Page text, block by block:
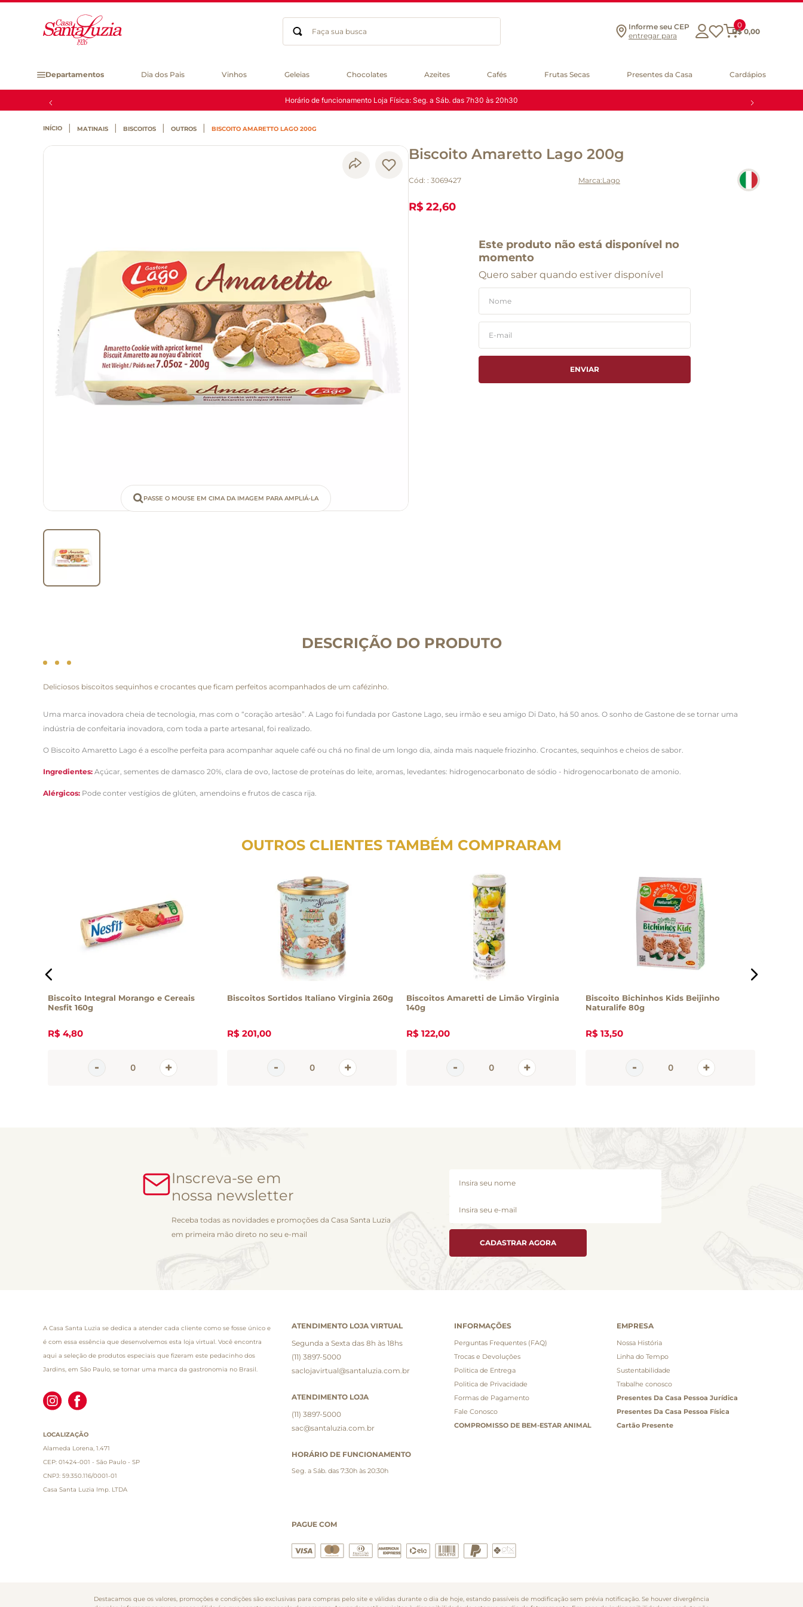
Faça sua busca
Informe seu CEP
entregar para
0
R$ 0,00
Departamentos Dia dos Pais Vinhos Geleias Chocolates Azeites Cafés Frutas Secas Presentes da Casa Cardápios
Horário de funcionamento Loja Física: Seg. a Sáb. das 7h30 às 20h30
MATINAIS BISCOITOS OUTROS BISCOITO AMARETTO LAGO 200G
PASSE O MOUSE EM CIMA DA IMAGEM PARA AMPLIÁ-LA
Biscoito Amaretto Lago 200g
Cód: : 3069427 Lago
R$ 22,60
Este produto não está disponível no
momento
Quero saber quando estiver disponível
ENVIAR
DESCRIÇÃO DO PRODUTO
Deliciosos biscoitos sequinhos e crocantes que ficam perfeitos acompanhados de um cafézinho.
Uma marca inovadora cheia de tecnologia, mas com o “coração artesão”. A Lago foi fundada por Gastone Lago, seu irmão e seu amigo Di Dato, há 50 anos. O sonho de Gastone de se tornar uma
indústria de confeitaria inovadora, com toda a parte artesanal, foi realizado.
O Biscoito Amaretto Lago é a escolhe perfeita para acompanhar aquele café ou chá no final de um longo dia, ainda mais naquele friozinho. Crocantes, sequinhos e cheios de sabor.
Ingredientes: Açúcar, sementes de damasco 20%, clara de ovo, lactose de proteínas do leite, aromas, levedantes: hidrogenocarbonato de sódio - hidrogenocarbonato de amonio.
Alérgicos: Pode conter vestígios de glúten, amendoins e frutos de casca rija.
OUTROS CLIENTES TAMBÉM COMPRARAM
Biscoito Integral Morango e Cereais
Nesfit 160g
R$ 4,80
Biscoitos Sortidos Italiano Virginia 260g
R$ 201,00
Biscoitos Amaretti de Limão Virginia
140g
R$ 122,00
Biscoito Bichinhos Kids Beijinho
Naturalife 80g
R$ 13,50
Inscreva-se em
nossa newsletter
Receba todas as novidades e promoções da Casa Santa Luzia
em primeira mão direto no seu e-mail
CADASTRAR AGORA
A Casa Santa Luzia se dedica a atender cada cliente como se fosse único e
é com essa essência que desenvolvemos esta loja virtual. Você encontra
aqui a seleção de produtos especiais que fizeram este pedacinho dos
Jardins, em São Paulo, se tornar uma marca da gastronomia no Brasil.
LOCALIZAÇÃO
Alameda Lorena, 1.471
CEP: 01424-001 - São Paulo - SP
CNPJ: 59.350.116/0001-01
Casa Santa Luzia Imp. LTDA
ATENDIMENTO LOJA VIRTUAL
Segunda a Sexta das 8h às 18hs
(11) 3897-5000
saclojavirtual@santaluzia.com.br
ATENDIMENTO LOJA
(11) 3897-5000
sac@santaluzia.com.br
HORÁRIO DE FUNCIONAMENTO
Seg. a Sáb. das 7:30h às 20:30h
INFORMAÇÕES
Perguntas Frequentes (FAQ)
Trocas e Devoluções
Politica de Entrega
Politica de Privacidade
Formas de Pagamento
Fale Conosco
COMPROMISSO DE BEM-ESTAR ANIMAL
EMPRESA
Nossa História
Linha do Tempo
Sustentabilidade
Trabalhe conosco
Presentes Da Casa Pessoa Jurídica
Presentes Da Casa Pessoa Física
Cartão Presente
PAGUE COM
Destacamos que os valores, promoções e condições são exclusivas para compras pelo site e válidas durante o dia de hoje, estando passíveis de modificação sem prévia notificação. Se houver divergência
gluten
chocolate